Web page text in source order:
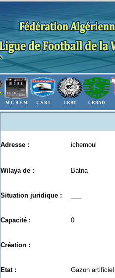
M.C.B.E.M U.S.B.I URBT CRBAD
Adresse : ichemoul
Wilaya de : Batna
Situation juridique :
Capacité : 0
Création :
Etat : Gazon artificiel